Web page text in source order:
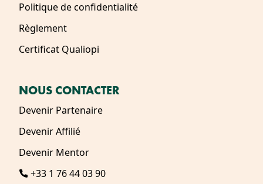
Politique de confidentialité
Règlement
Certificat Qualiopi
NOUS CONTACTER
Devenir Partenaire
Devenir Affilié
Devenir Mentor
+33 1 76 44 03 90